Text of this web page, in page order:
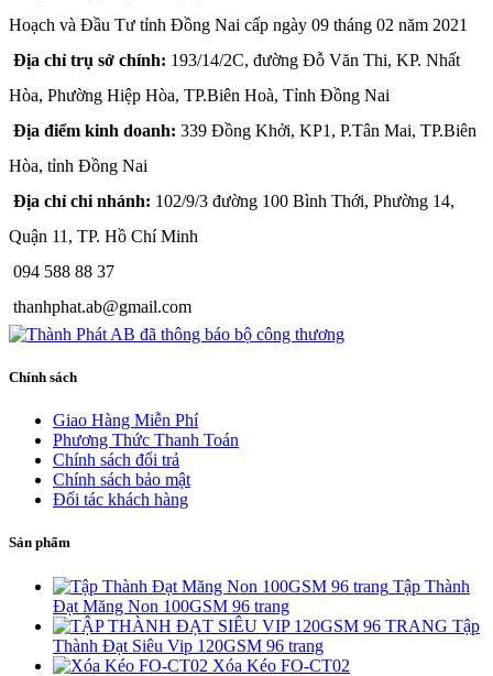
Hoạch và Đầu Tư tỉnh Đồng Nai cấp ngày 09 tháng 02 năm 2021
Địa chỉ trụ sở chính: 193/14/2C, đường Đỗ Văn Thi, KP. Nhất
Hòa, Phường Hiệp Hòa, TP.Biên Hoà, Tỉnh Đồng Nai
Địa điểm kinh doanh: 339 Đồng Khởi, KP1, P.Tân Mai, TP.Biên
Hòa, tỉnh Đồng Nai
Địa chỉ chi nhánh: 102/9/3 đường 100 Bình Thới, Phường 14,
Quận 11, TP. Hồ Chí Minh
094 588 88 37
thanhphat.ab@gmail.com
Chính sách
Giao Hàng Miễn Phí
Phương Thức Thanh Toán
Chính sách đổi trả
Chính sách bảo mật
Đối tác khách hàng
Sản phẩm
Tập Thành
Đạt Măng Non 100GSM 96 trang
Tập
Thành Đạt Siêu Vip 120GSM 96 trang
Xóa Kéo FO-CT02